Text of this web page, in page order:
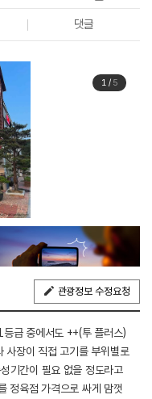
댓글
1/ 5
관광정보 수정요청
등급 중에서도 ++(투 플러스)
사장이 직접 고기를 부위별로
기간이 필요 없을 정도라고
정육점 가격으로 싸게 맘껏